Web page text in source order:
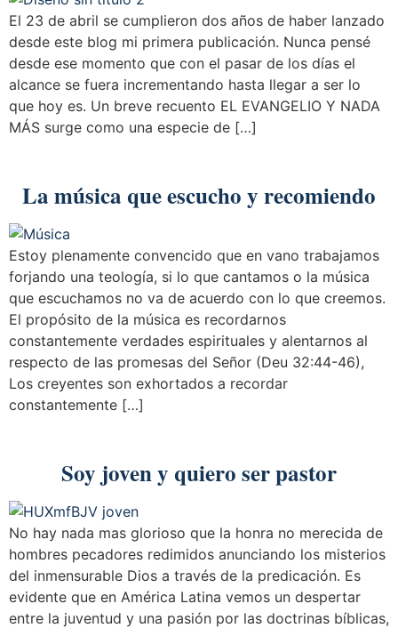
El 23 de abril se cumplieron dos años de haber lanzado
desde este blog mi primera publicación. Nunca pensé
desde ese momento que con el pasar de los días el
alcance se fuera incrementando hasta llegar a ser lo
que hoy es. Un breve recuento EL EVANGELIO Y NADA
MÁS surge como una especie de […]
La música que escucho y recomiendo
Estoy plenamente convencido que en vano trabajamos
forjando una teología, si lo que cantamos o la música
que escuchamos no va de acuerdo con lo que creemos.
El propósito de la música es recordarnos
constantemente verdades espirituales y alentarnos al
respecto de las promesas del Señor (Deu 32:44-46),
Los creyentes son exhortados a recordar
constantemente […]
Soy joven y quiero ser pastor
No hay nada mas glorioso que la honra no merecida de
hombres pecadores redimidos anunciando los misterios
del inmensurable Dios a través de la predicación. Es
evidente que en América Latina vemos un despertar
entre la juventud y una pasión por las doctrinas bíblicas,